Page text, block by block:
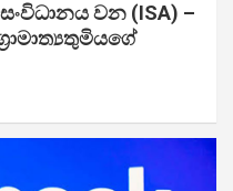
වන (ISA) –